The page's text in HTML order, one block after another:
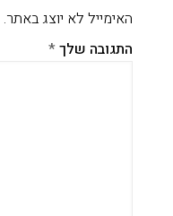
האימייל לא יוצג באתר.
התגובה שלך *